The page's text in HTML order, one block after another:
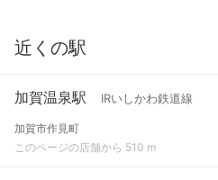
近くの駅
加賀温泉駅 IRいしかわ鉄道線
加賀市作見町
このページの店舗から 510 m